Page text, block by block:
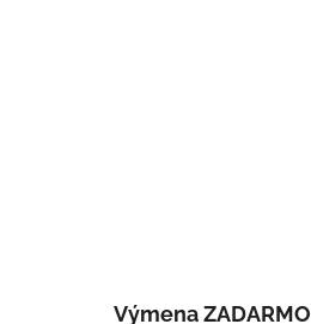
Výmena ZADARMO